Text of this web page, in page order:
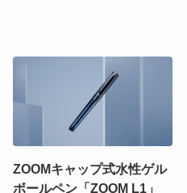
ZOOMキャップ式水性ゲル
ボールペン「ZOOM L1」